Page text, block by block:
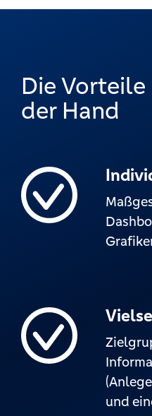
Die
der Hand
und